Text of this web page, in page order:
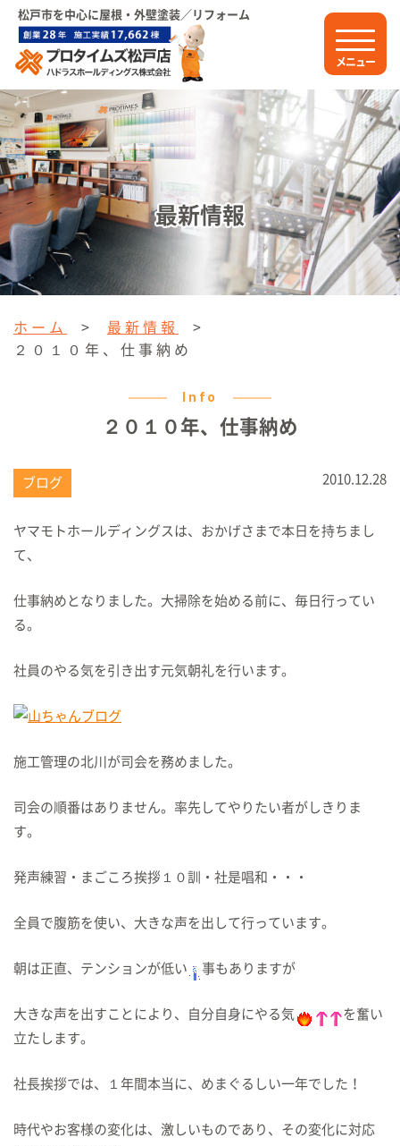
松戸市を中心に屋根・外壁塗装／リフォーム
メニュー
最新情報
ホーム > 最新情報
>
２０１０年、仕事納め
Info
２０１０年、仕事納め
ブログ 2010.12.28
ヤマモトホールディングスは、おかげさまで本日を持ちまし
て、
仕事納めとなりました。大掃除を始める前に、毎日行ってい
る。
社員のやる気を引き出す元気朝礼を行います。
施工管理の北川が司会を務めました。
司会の順番はありません。率先してやりたい者がしきりま
す。
発声練習・まごころ挨拶１０訓・社是唱和・・・
全員で腹筋を使い、大きな声を出して行っています。
朝は正直、テンションが低い 事もありますが
大きな声を出すことにより、自分自身にやる気
を奮い
立たします。
社長挨拶では、１年間本当に、めまぐるしい一年でした！
時代やお客様の変化は、激しいものであり、その変化に対応